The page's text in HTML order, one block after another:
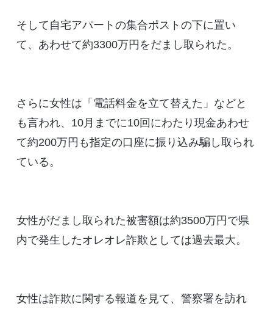
そして自宅アパートの集合ポストの下に置い
て、あわせて約3300万円をだまし取られた。
さらに女性は「電話料金を立て替えた」などと
も言われ、10月までに10回にわたり現金あわせ
て約200万円も指定の口座に振り込み騙し取られ
ている。
女性がだまし取られた被害額は約3500万円で県
内で発生したオレオレ詐欺としては過去最大。
女性は詐欺に関する報道を見て、警察署を訪れ